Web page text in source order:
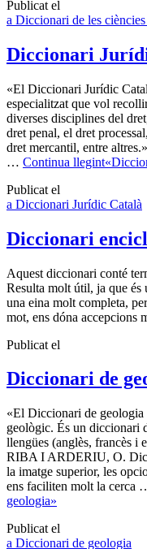
Publicat el
a Diccionari de les
Diccionari
«El Diccionari Jurídic
especialitzat que vol
diverses disciplines del
dret penal, el dret
dret mercantil, entre
… Continua llegint
Publicat el
a Diccionari Jurídic Català
Diccionari
Aquest diccionari conté
Resulta molt útil, ja que és
una eina molt completa,
mot, ens dóna accepcions
Publicat el
Diccionari de
«El Diccionari de
geològic. És un diccionari
llengües (anglès, francès i
RIBA I ARDERIU, O.
la imatge superior, les
ens faciliten molt la cerca
geologia»
Publicat el
a Diccionari de geologia